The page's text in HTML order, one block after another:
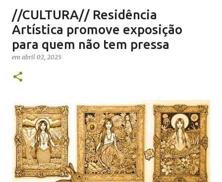
SALETE SILVA SAÚDE SERRA NEGRA
VIVA! SERRA NEGRA NO AR
0
//CULTURA// Residência
Artística promove exposição
para quem não tem pressa
em abril 02, 2025